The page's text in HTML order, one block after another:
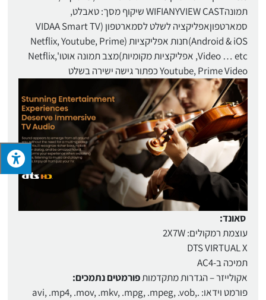
תמונהWIFIANYVIEW CAST שיקוף מסך: טאבלט,
סמארטפוןאפליקציה לשלט לסמארטפון (VIDAA Smart TV
(Android & iOSחנות אפליקציות (Netflix, Youtube, Prime
Video … etc, אפליקציות מקומיות)מצב תמונה אוטו'Netflix,
Youtube, Prime Video כפתור גישה ישירה בשלט
סאונד:
עוצמת רמקולים: 2X7W
DTS VIRTUAL X
תמיכה ב-AC4
אקולייזר – הגדרות מתקדמותפורמטים נתמכים:
פורמט וידאו: .avi, .mp4, .mov, .mkv, .mpg, .mpeg, .vob,